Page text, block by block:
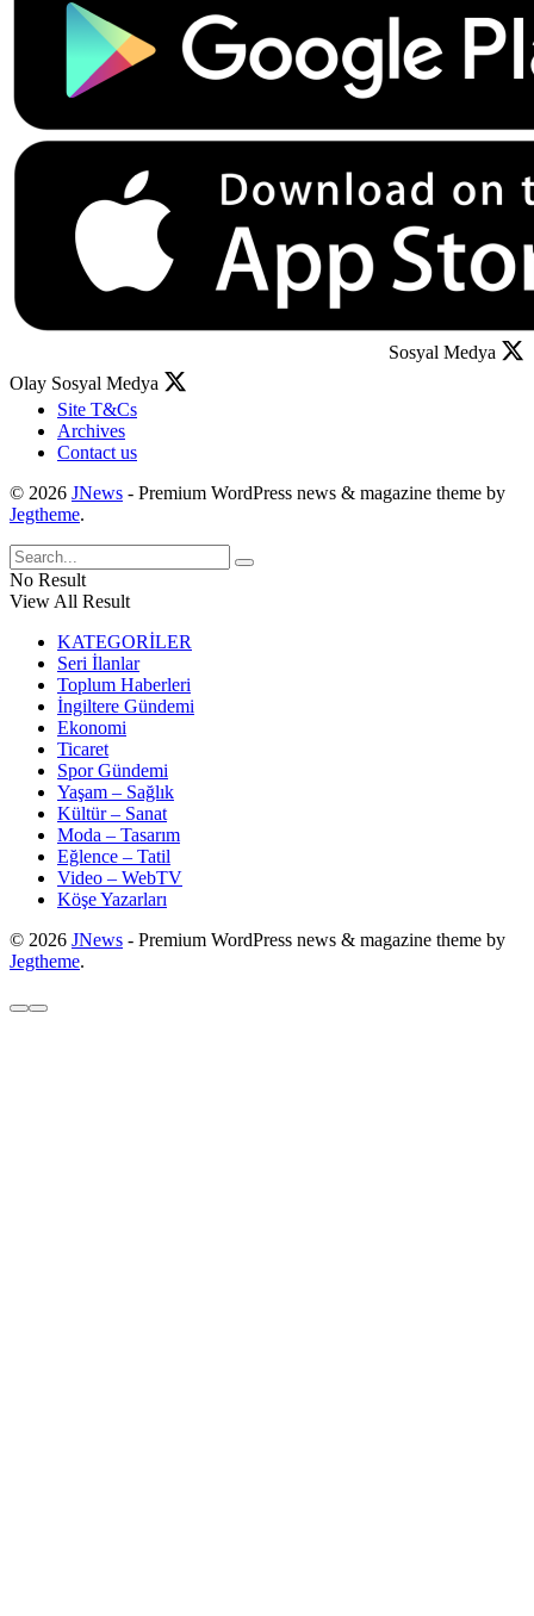
Sosyal Medya
Olay Sosyal Medya
Site T&Cs
Archives
Contact us
© 2026 JNews - Premium WordPress news & magazine theme by
Jegtheme.
No Result
View All Result
KATEGORİLER
Seri İlanlar
Toplum Haberleri
İngiltere Gündemi
Ekonomi
Ticaret
Spor Gündemi
Yaşam – Sağlık
Kültür – Sanat
Moda – Tasarım
Eğlence – Tatil
Video – WebTV
Köşe Yazarları
© 2026 JNews - Premium WordPress news & magazine theme by
Jegtheme.